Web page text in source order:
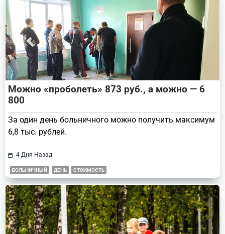
Можно «проболеть» 873 руб., а можно — 6
800
За один день больничного можно получить максимум
6,8 тыс. рублей.
4 Дня Назад
БОЛЬНИЧНЫЙ ДЕНЬ СТОИМОСТЬ